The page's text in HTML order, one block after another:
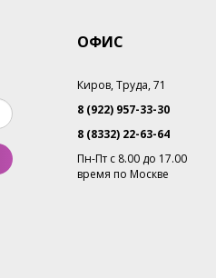
ОФИС
Киров, Труда, 71
8 (922) 957-33-30
8 (8332) 22-63-64
Пн-Пт с 8.00 до 17.00
время по Москве